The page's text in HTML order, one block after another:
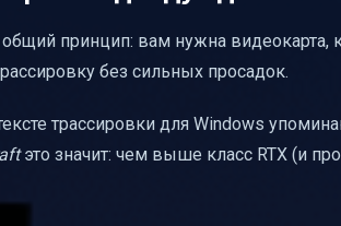
общий принцип: вам нужна
без сильных просадок.
трассировки для Windows
это значит: чем выше класс RTX (и